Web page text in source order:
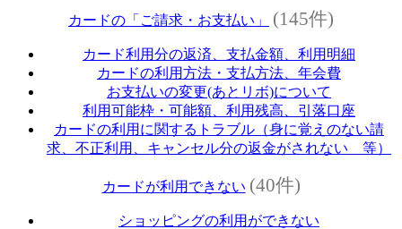
カードの「ご請求・お支払い」 (145件)
カード利用分の返済、支払金額、利用明細
カードの利用方法・支払方法、年会費
お支払いの変更(あとリボ)について
利用可能枠・可能額、利用残高、引落口座
カードの利用に関するトラブル（身に覚えのない請
求、不正利用、キャンセル分の返金がされない 等）
カードが利用できない (40件)
ショッピングの利用ができない